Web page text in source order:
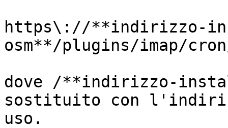
https\://**indirizzo-
osm**/plugins/imap/
dove /**indirizzo-
sostituito con
uso.